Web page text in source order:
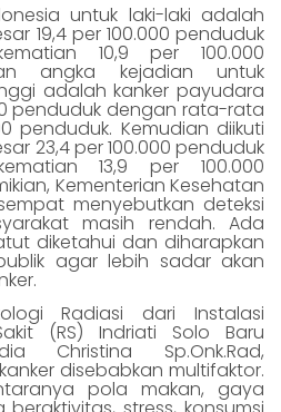
untuk laki-laki adalah
19,4 per 100.000 penduduk
10,9 per 100.000
angka kejadian untuk
adalah kanker payudara
penduduk dengan rata-rata
penduduk. Kemudian diikuti
23,4 per 100.000 penduduk
13,9 per 100.000
Kementerian Kesehatan
menyebutkan deteksi
masih rendah. Ada
diketahui dan diharapkan
agar lebih sadar akan
Radiasi dari Instalasi
(RS) Indriati Solo Baru
Christina Sp.Onk.Rad,
disebabkan multifaktor.
pola makan, gaya